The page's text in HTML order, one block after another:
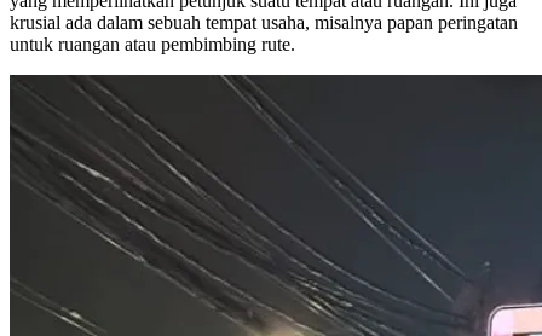
krusial ada dalam sebuah tempat usaha, misalnya papan peringatan
untuk ruangan atau pembimbing rute.